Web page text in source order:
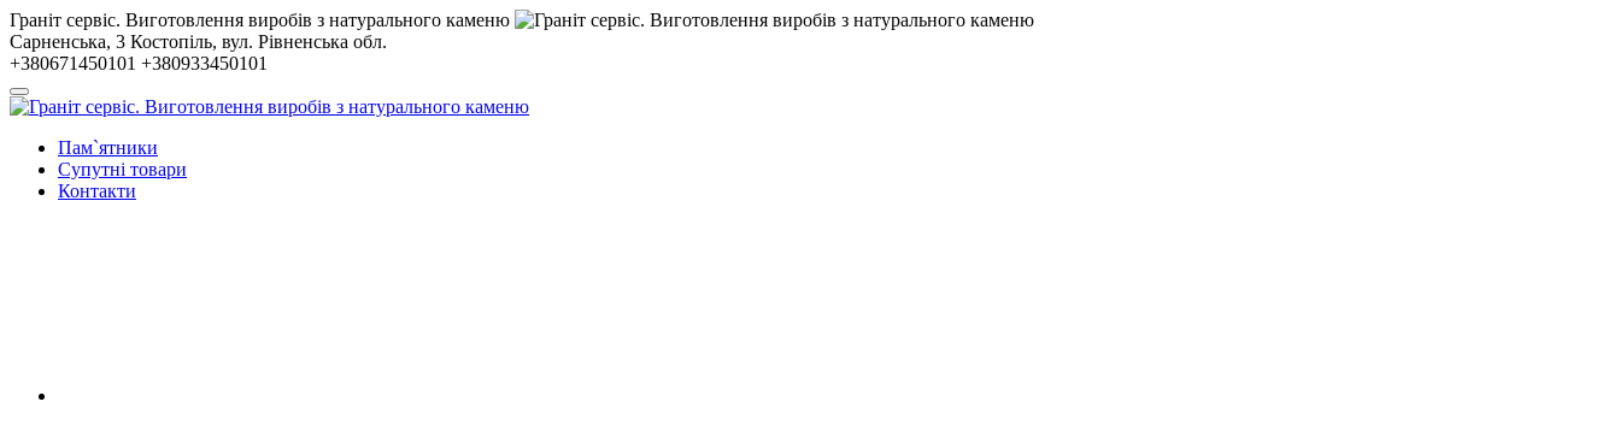
Гранiт сервiс. Виготовлення виробів з натурального каменю
Сарненська, 3 Костопiль, вул. Рiвненська обл.
+380671450101 +380933450101
Пам`ятники
Супутні товари
Контакти